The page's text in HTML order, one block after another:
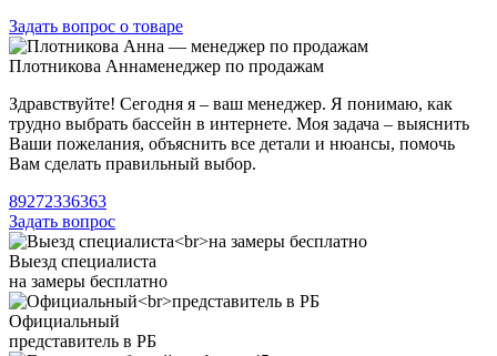
Задать вопрос о товаре
Плотникова Аннаменеджер по продажам
Здравствуйте! Сегодня я – ваш менеджер. Я понимаю, как
трудно выбрать бассейн в интернете. Моя задача – выяснить
Ваши пожелания, объяснить все детали и нюансы, помочь
Вам сделать правильный выбор.
89272336363
Задать вопрос
Выезд специалиста
на замеры бесплатно
Официальный
представитель в РБ